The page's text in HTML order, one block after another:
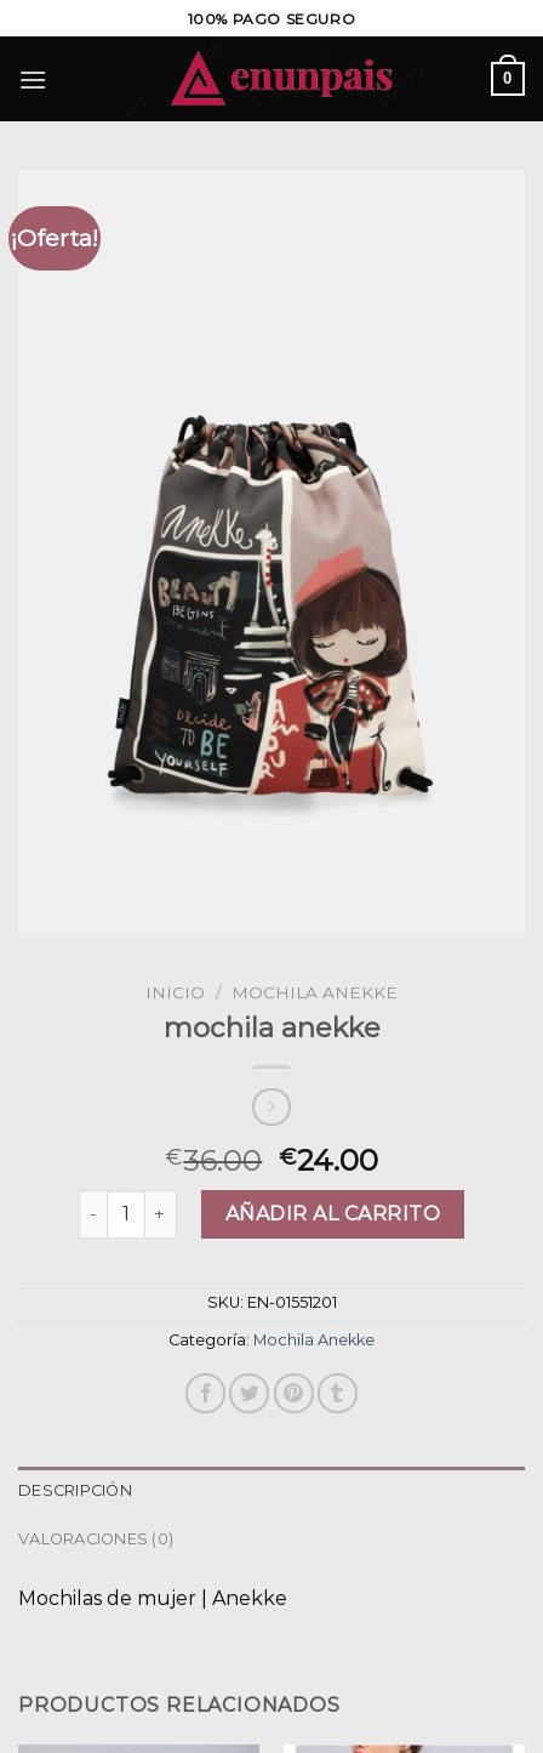
al
contenido
100% PAGO SEGURO
0
¡Oferta!
INICIO / MOCHILA ANEKKE
mochila anekke
€36.00 €24.00
mochila anekke cantidadAÑADIR AL CARRITO
SKU: EN-01551201
Categoría: Mochila Anekke
DESCRIPCIÓN
VALORACIONES (0)
Mochilas de mujer | Anekke
PRODUCTOS RELACIONADOS